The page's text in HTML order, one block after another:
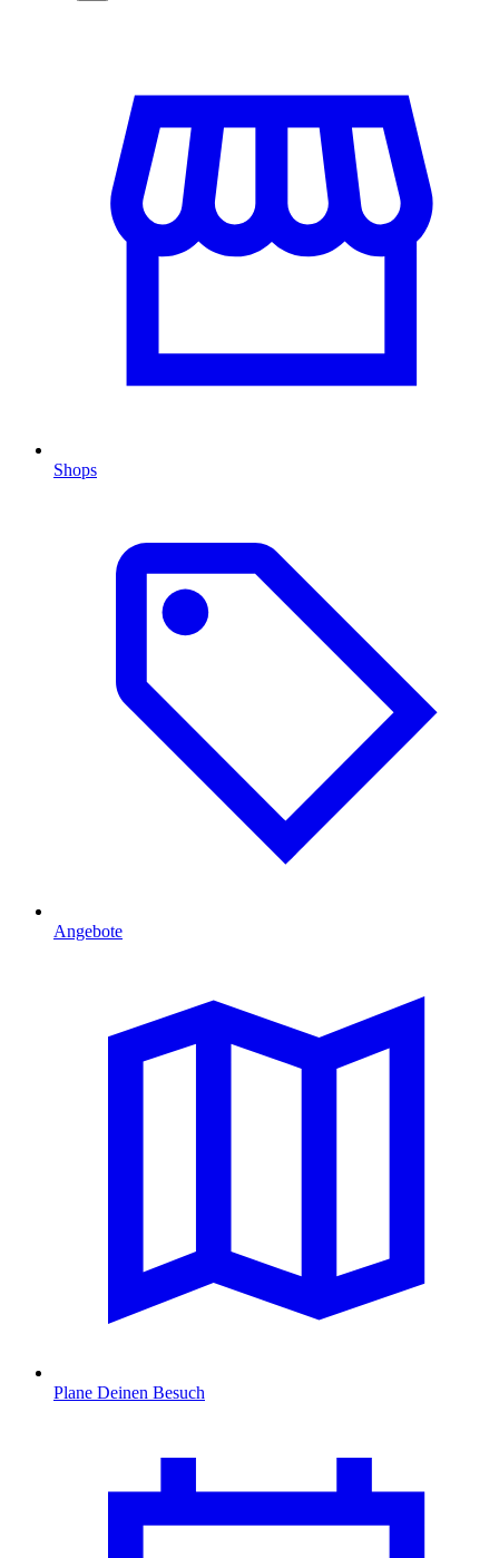
Shops
Angebote
Plane Deinen Besuch